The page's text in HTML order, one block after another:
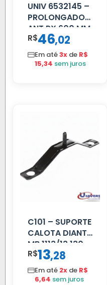
UNIV 6532145 –
PROLONGADOR
ANT PX 600 MM
FIBRA PRETA
R$46,02
Em até3x de R$
15,34 sem juros
C101 – SUPORTE
CALOTA DIANT
MB 1113/13.130
R$13,28
Em até 2x de R$
6,64 sem juros